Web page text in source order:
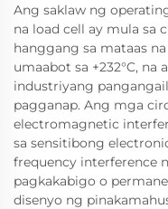
Ang saklaw ng
na load cell ay mula sa
hanggang sa mataas
umaabot sa +232°C,
industriyang
pagganap. Ang mga
electromagnetic
sa sensitibong
frequency interference
pagkakabigo o
disenyo ng